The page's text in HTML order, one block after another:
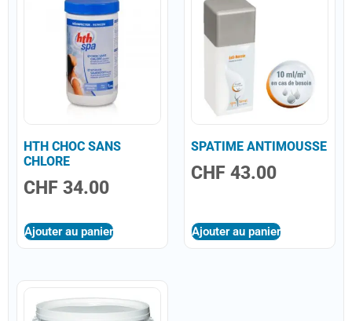
HTH CHOC SANS
CHLORE
CHF 34.00
Ajouter au panier
SPATIME ANTIMOUSSE
CHF 43.00
Ajouter au panier